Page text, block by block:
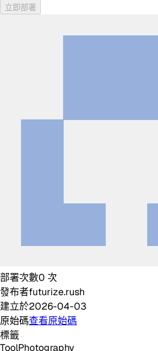
立即部署
部署次數0 次
發布者futurize.rush
建立於2026-04-03
原始碼查看原始碼
標籤
ToolPhotography